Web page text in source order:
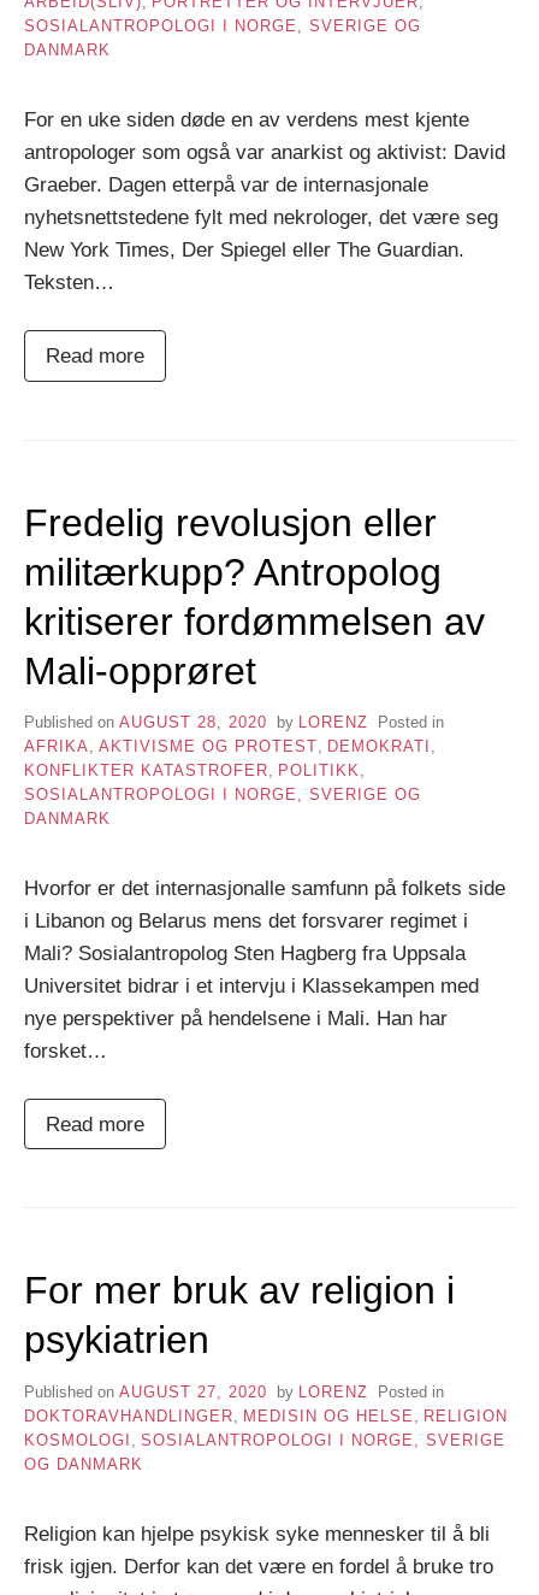
SOSIALANTROPOLOGI I NORGE, SVERIGE OG
DANMARK
For en uke siden døde en av verdens mest kjente
antropologer som også var anarkist og aktivist: David
Graeber. Dagen etterpå var de internasjonale
nyhetsnettstedene fylt med nekrologer, det være seg
New York Times, Der Spiegel eller The Guardian.
Teksten…
Read more
Fredelig revolusjon eller
militærkupp? Antropolog
kritiserer fordømmelsen av
Mali-opprøret
Published on AUGUST 28, 2020 by LORENZ
Posted in
AFRIKA, AKTIVISME OG PROTEST, DEMOKRATI ,
KONFLIKTER KATASTROFER, POLITIKK,
SOSIALANTROPOLOGI I NORGE, SVERIGE OG
DANMARK
Hvorfor er det internasjonalle samfunn på folkets side
i Libanon og Belarus mens det forsvarer regimet i
Mali? Sosialantropolog Sten Hagberg fra Uppsala
Universitet bidrar i et intervju i Klassekampen med
nye perspektiver på hendelsene i Mali. Han har
forsket…
Read more
For mer bruk av religion i
psykiatrien
Published on AUGUST 27, 2020 by LORENZ
Posted in
DOKTORAVHANDLINGER, MEDISIN OG HELSE , RELIGION
KOSMOLOGI , SOSIALANTROPOLOGI I NORGE, SVERIGE
OG DANMARK
Religion kan hjelpe psykisk syke mennesker til å bli
frisk igjen. Derfor kan det være en fordel å bruke tro